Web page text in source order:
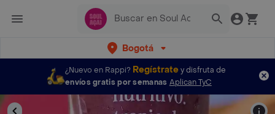
Bogotá
¿Nuevo en Rappi? Regístratey disfruta de
envíos gratis por semanas Aplican TyC